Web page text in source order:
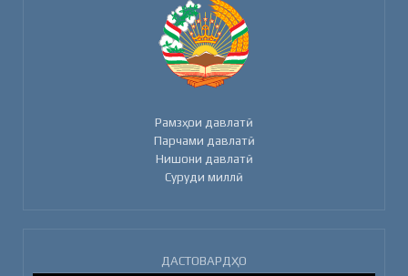
Рамзҳои давлатӣ
Парчами давлатӣ
Нишони давлатӣ
Суруди миллӣ
ДАСТОВАРДҲО